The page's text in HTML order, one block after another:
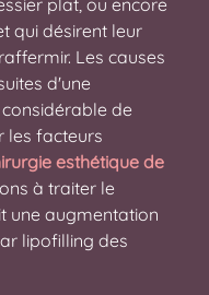
plat, ou encore
qui désirent leur
Les causes
d'une
de
les facteurs
esthétique de
à traiter le
une augmentation
lipofilling des